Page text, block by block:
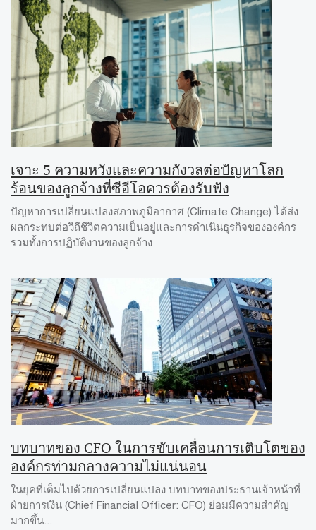
เจาะ 5 ความหวังและความกังวลต่อปัญหาโลก
ร้อนของลูกจ้างที่ซีอีโอควรต้องรับฟัง
ปัญหาการเปลี่ยนแปลงสภาพภูมิอากาศ (Climate Change) ได้ส่ง
ผลกระทบต่อวิถีชีวิตความเป็นอยู่และการดำเนินธุรกิจขององค์กร
รวมทั้งการปฏิบัติงานของลูกจ้าง
บทบาทของ CFO ในการขับเคลื่อนการเติบโตของ
องค์กรท่ามกลางความไม่แน่นอน
ในยุคที่เต็มไปด้วยการเปลี่ยนแปลง บทบาทของประธานเจ้าหน้าที่
ฝ่ายการเงิน (Chief Financial Officer: CFO) ย่อมมีความสำคัญ
มากขึ้น...